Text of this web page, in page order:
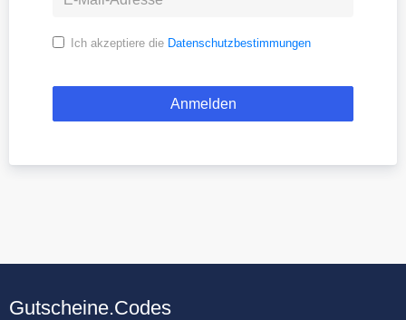
Ich akzeptiere die Datenschutzbestimmungen
Gutscheine.Codes